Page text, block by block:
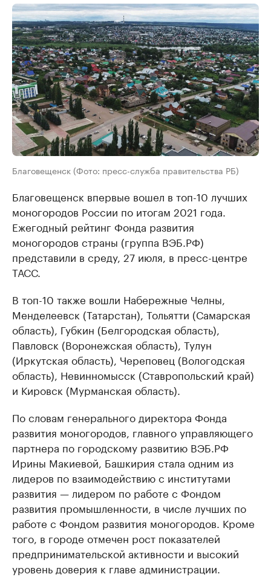
Благовещенск (Фото: пресс-служба правительства РБ)
Благовещенск впервые вошел в топ-10 лучших
моногородов России по итогам 2021 года.
Ежегодный рейтинг Фонда развития
моногородов страны (группа ВЭБ.РФ)
представили в среду, 27 июля, в пресс-центре
ТАСС.
В топ-10 также вошли Набережные Челны,
Менделеевск (Татарстан), Тольятти (Самарская
область), Губкин (Белгородская область),
Павловск (Воронежская область), Тулун
(Иркутская область), Череповец (Вологодская
область), Невинномысск (Ставропольский край)
и Кировск (Мурманская область).
По словам генерального директора Фонда
развития моногородов, главного управляющего
партнера по городскому развитию ВЭБ.РФ
Ирины Макиевой, Башкирия стала одним из
лидеров по взаимодействию с институтами
развития — лидером по работе с Фондом
развития промышленности, в числе лучших по
работе с Фондом развития моногородов. Кроме
того, в городе отмечен рост показателей
предпринимательской активности и высокий
уровень доверия к главе администрации.